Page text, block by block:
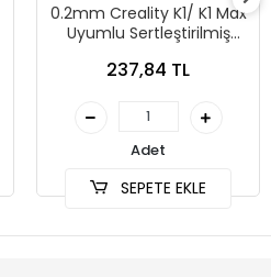
0.2mm Creality K1/ K1 Max
Uyumlu Sertleştirilmiş
237,84 TL
Adet
SEPETE EKLE